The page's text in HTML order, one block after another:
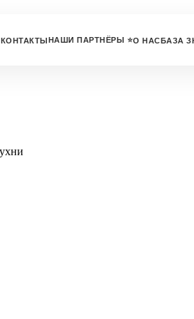
КОНТАКТЫНАШИ ПАРТНЁРЫ ⭐О НАСБАЗА